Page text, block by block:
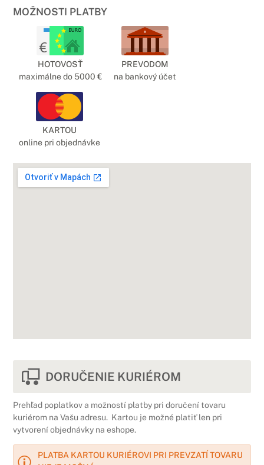
MOŽNOSTI PLATBY
HOTOVOSŤ
maximálne do 5000 €
PREVODOM
na bankový účet
KARTOU
online pri objednávke
DORUČENIE KURIÉROM
Prehľad poplatkov a možností platby pri doručení tovaru
kuriérom na Vašu adresu. Kartou je možné platiť len pri
vytvorení objednávky na eshope.
PLATBA KARTOU KURIÉROVI PRI PREVZATÍ TOVARU